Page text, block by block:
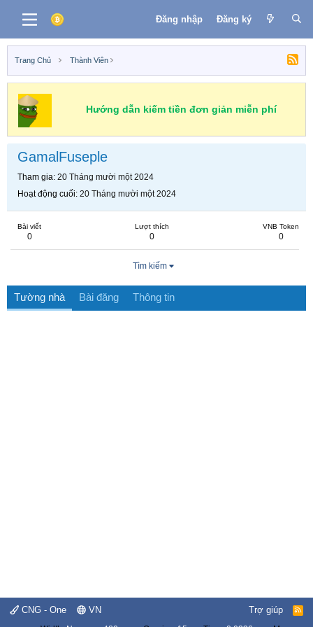
Đăng nhập Đăng ký
Trang Chủ Thành Viên
Hướng dẫn kiếm tiền đơn giản miễn phí
GamalFuseple
Tham gia 20 Tháng mười một 2024
Hoạt động cuối 20 Tháng mười một 2024
Bài viết
0
Lượt thích
0
VNB Token
0
Tìm kiếm
Tường nhà Bài đăng Thông tin
CNG - One VN Trợ giúp
R